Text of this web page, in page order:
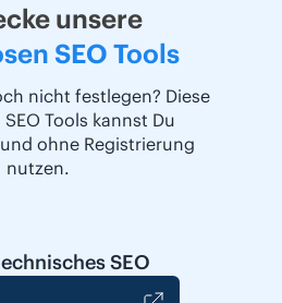
unsere
SEO Tools
nicht festlegen? Diese
Tools kannst Du
ohne Registrierung
nutzen.
SEO